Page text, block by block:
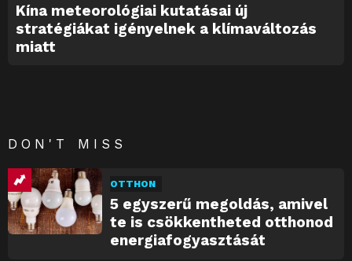
Kína meteorológiai kutatásai új
stratégiákat igényelnek a klímaváltozás
miatt
DON'T MISS
OTTHON
5 egyszerű megoldás, amivel
te is csökkentheted otthonod
energiafogyasztását